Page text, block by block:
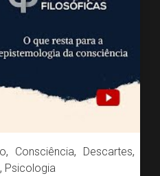
, Consciência, Descartes,
, Psicologia